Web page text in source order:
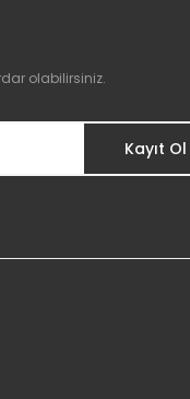
olabilirsiniz.
Kayıt Ol